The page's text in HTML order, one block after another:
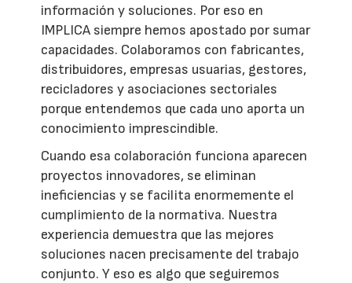
información y soluciones. Por eso en
IMPLICA siempre hemos apostado por sumar
capacidades. Colaboramos con fabricantes,
distribuidores, empresas usuarias, gestores,
recicladores y asociaciones sectoriales
porque entendemos que cada uno aporta un
conocimiento imprescindible.
Cuando esa colaboración funciona aparecen
proyectos innovadores, se eliminan
ineficiencias y se facilita enormemente el
cumplimiento de la normativa. Nuestra
experiencia demuestra que las mejores
soluciones nacen precisamente del trabajo
conjunto. Y eso es algo que seguiremos